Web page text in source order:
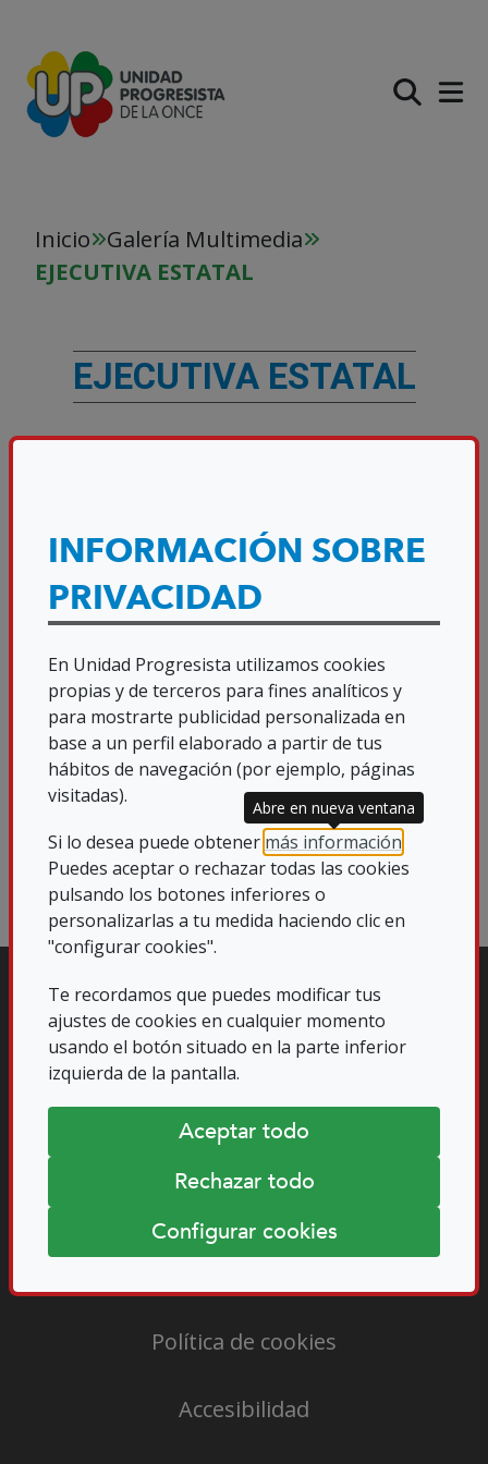
INFORMACIÓN SOBRE
PRIVACIDAD
En Unidad Progresista utilizamos cookies
propias y de terceros para fines analíticos y
para mostrarte publicidad personalizada en
base a un perfil elaborado a partir de tus
hábitos de navegación (por ejemplo, páginas
visitadas).
Si lo desea puede obtener más información
Puedes aceptar o rechazar todas las cookies
pulsando los botones inferiores o
personalizarlas a tu medida haciendo clic en
"configurar cookies".
Te recordamos que puedes modificar tus
ajustes de cookies en cualquier momento
usando el botón situado en la parte inferior
izquierda de la pantalla.
Aceptar todo
Rechazar todo
Configurar cookies
Abre en nueva ventana
Inicio
Galería Multimedia
EJECUTIVA ESTATAL
EJECUTIVA ESTATAL
Política de cookies
Accesibilidad